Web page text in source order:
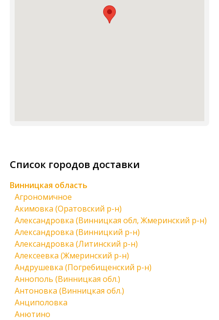
Список городов доставки
Винницкая область
Агрономичное
Акимовка (Оратовский р-н)
Александровка (Винницкая обл, Жмеринский р-н)
Александровка (Винницкий р-н)
Александровка (Литинский р-н)
Алексеевка (Жмеринский р-н)
Андрушевка (Погребищенский р-н)
Аннополь (Винницкая обл.)
Антоновка (Винницкая обл.)
Анциполовка
Анютино